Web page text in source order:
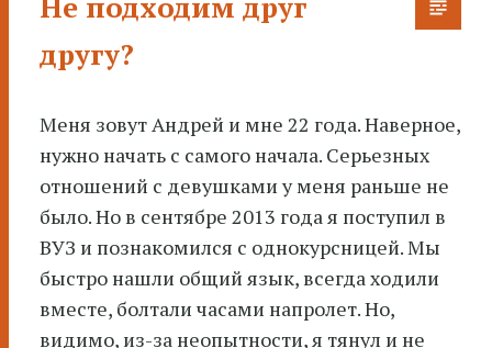
другу?
Меня зовут Андрей и мне 22 года. Наверное,
нужно начать с самого начала. Серьезных
отношений с девушками у меня раньше не
было. Но в сентябре 2013 года я поступил в
ВУЗ и познакомился с однокурсницей. Мы
быстро нашли общий язык, всегда ходили
вместе, болтали часами напролет. Но,
видимо, из-за неопытности, я тянул и не